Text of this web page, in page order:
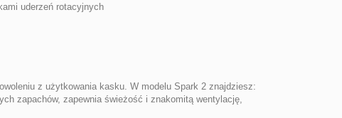
uderzeń rotacyjnych
z użytkowania kasku. W modelu Spark 2 znajdziesz:
zapachów, zapewnia świeżość i znakomitą wentylację,